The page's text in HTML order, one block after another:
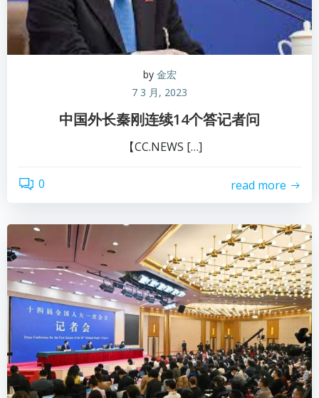
by 金宏
7 3 月, 2023
中国外长秦刚连续14个答记者问
【CC.NEWS […]
0 read more